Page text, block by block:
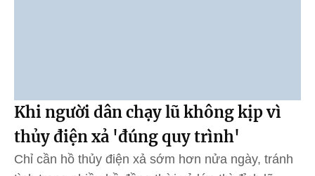
Khi người dân chạy lũ không kịp vì
thủy điện xả 'đúng quy trình'
Chỉ cần hồ thủy điện xả sớm hơn nửa ngày, tránh